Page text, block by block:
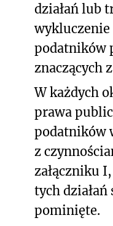
działań lub
podatników
znaczących
W każdych
prawa
podatników
z
załączniku
tych działań
pominięte.